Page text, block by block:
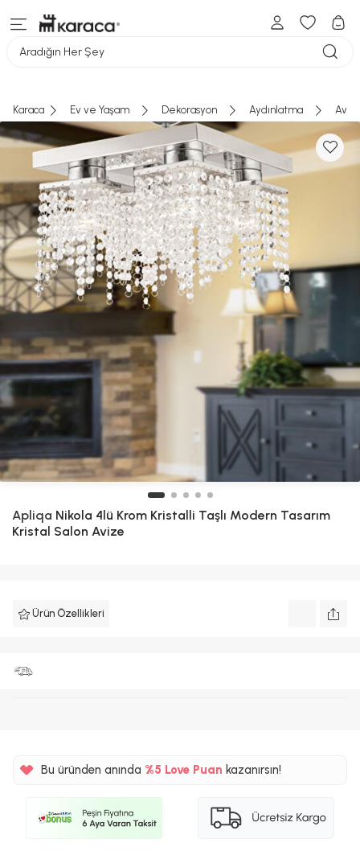
Aradığın Her Şey
Karaca Ev ve Yaşam Dekorasyon Aydınlatma
Apliqa Nikola 4lü Krom Kristalli Taşlı Modern Tasarım
Kristal Salon Avize
Ürün Özellikleri
Bu üründen anında %5
%5
Love Puan kazanırsın!